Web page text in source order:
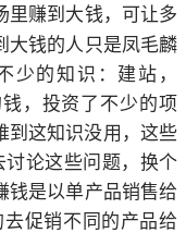
里赚到大钱，可让多
大钱的人只是凤毛麟
的知识：建站，
，投资了不少的项
这知识没用，这些
论这些问题，换个
钱是以单产品销售给
促销不同的产品给